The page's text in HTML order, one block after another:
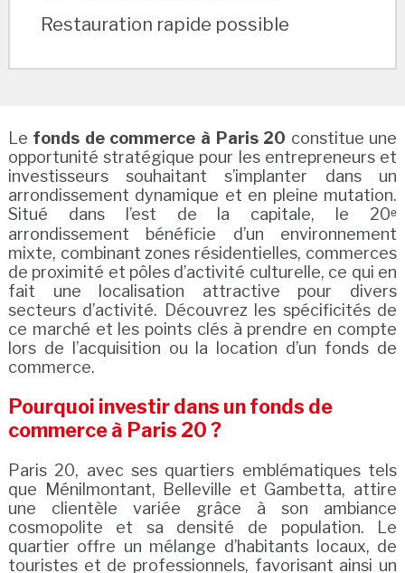
Restauration rapide possible
Le fonds de commerce à Paris 20 constitue une
opportunité stratégique pour les entrepreneurs et
investisseurs souhaitant s’implanter dans un
arrondissement dynamique et en pleine mutation.
Situé dans l’est de la capitale, le 20ᵉ
arrondissement bénéficie d’un environnement
mixte, combinant zones résidentielles, commerces
de proximité et pôles d’activité culturelle, ce qui en
fait une localisation attractive pour divers
secteurs d’activité. Découvrez les spécificités de
ce marché et les points clés à prendre en compte
lors de l’acquisition ou la location d’un fonds de
commerce.
Pourquoi investir dans un fonds de
commerce à Paris 20 ?
Paris 20, avec ses quartiers emblématiques tels
que Ménilmontant, Belleville et Gambetta, attire
une clientèle variée grâce à son ambiance
cosmopolite et sa densité de population. Le
quartier offre un mélange d’habitants locaux, de
touristes et de professionnels, favorisant ainsi un